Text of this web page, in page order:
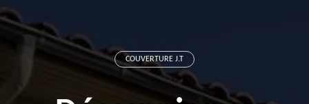
COUVERTURE J.T